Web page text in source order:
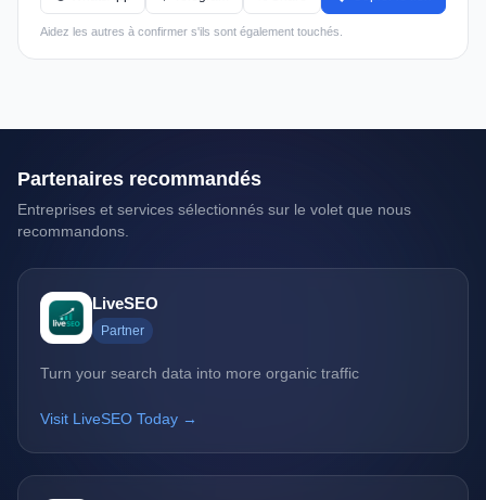
Aidez les autres à confirmer s'ils sont également touchés.
Partenaires recommandés
Entreprises et services sélectionnés sur le volet que nous
recommandons.
LiveSEO
Partner
Turn your search data into more organic traffic
Visit LiveSEO Today →